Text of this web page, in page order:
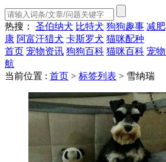
热搜： 圣伯纳犬 比特犬 狗狗趣事 减肥
康 阿富汗猎犬 卡斯罗犬 猫咪配种
首页 宠物资讯 狗狗百科 猫咪百科 宠
航
当前位置 : 首页 > 标签列表 > 雪纳瑞